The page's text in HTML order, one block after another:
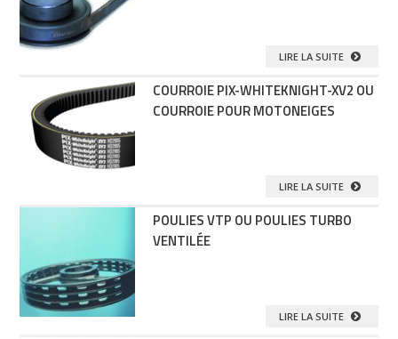
LIRE LA SUITE
COURROIE PIX-WHITEKNIGHT-XV2 OU
COURROIE POUR MOTONEIGES
LIRE LA SUITE
POULIES VTP OU POULIES TURBO
VENTILÉE
LIRE LA SUITE